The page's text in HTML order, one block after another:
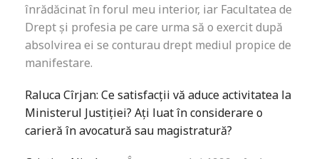
înrădăcinat în forul meu interior, iar Facultatea de
Drept și profesia pe care urma să o exercit după
absolvirea ei se conturau drept mediul propice de
manifestare.
Raluca Cîrjan: Ce satisfacții vă aduce activitatea la
Ministerul Justiției? Ați luat în considerare o
carieră în avocatură sau magistratură?